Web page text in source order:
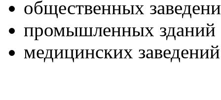
общественных
промышленных зданий
медицинских заведений